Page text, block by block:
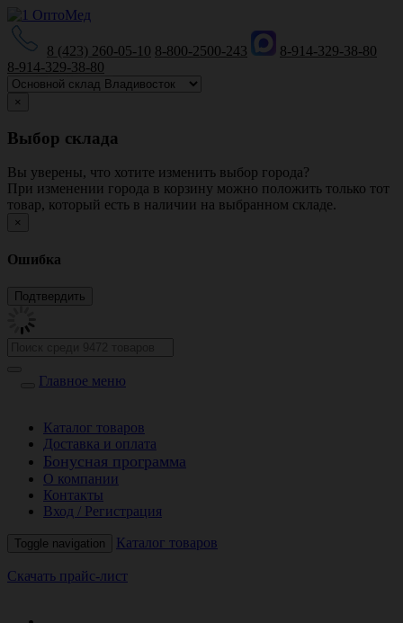
8 (423) 260-05-10 8-800-2500-243
8-914-329-38-80
8-914-329-38-80
×
Выбор склада
Вы уверены, что хотите изменить выбор города?
При изменении города в корзину можно положить только тот
товар, который есть в наличии на выбранном складе.
×
Ошибка
Главное меню
Каталог товаров
Доставка и оплата
Бонусная программа
О компании
Контакты
Вход / Регистрация
Toggle navigation Каталог товаров
Скачать прайс-лист